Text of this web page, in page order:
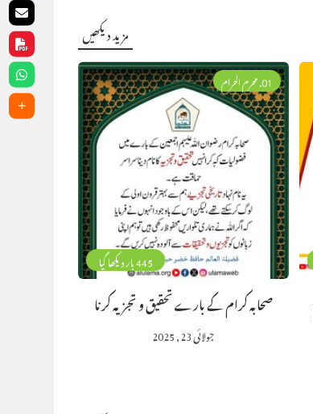
مزید دیکھیں
445 بار دیکھا گیا
01. محرم الحرام
صحابہ کرام کے بارے تحقیق و تجزیہ کرنا
جولائی 23, 2025